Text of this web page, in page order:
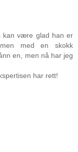
kan være glad han er
med en skokk
en, men nå har jeg
har rett!